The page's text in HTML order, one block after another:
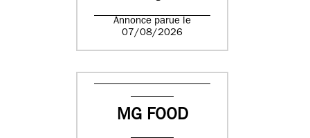
Annonce parue le
07/08/2026
MG FOOD